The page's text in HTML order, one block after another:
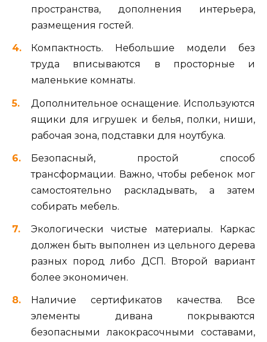
пространства, дополнения интерьера,
размещения гостей.
Компактность. Небольшие модели без
труда вписываются в просторные и
маленькие комнаты.
Дополнительное оснащение. Используются
ящики для игрушек и белья, полки, ниши,
рабочая зона, подставки для ноутбука.
Безопасный, простой способ
трансформации. Важно, чтобы ребенок мог
самостоятельно раскладывать, а затем
собирать мебель.
Экологически чистые материалы. Каркас
должен быть выполнен из цельного дерева
разных пород либо ДСП. Второй вариант
более экономичен.
Наличие сертификатов качества. Все
элементы дивана покрываются
безопасными лакокрасочными составами,